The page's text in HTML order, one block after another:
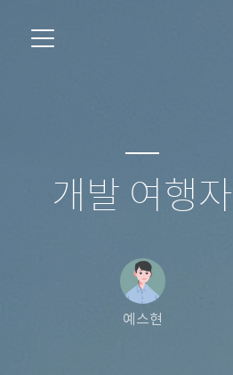
개발 여행자
예스현